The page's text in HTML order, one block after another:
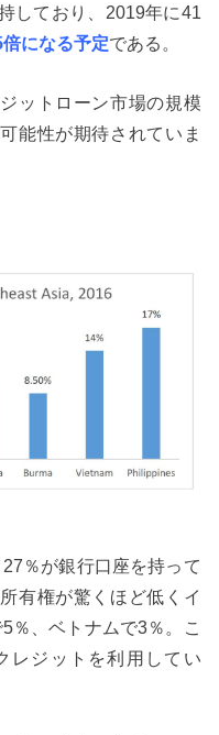
しており、2019年に41
になる予定である。
ットローン市場の規模
能性が期待されていま
％が銀行口座を持って
有権が驚くほど低くイ
％、ベトナムで3％。こ
レジットを利用してい